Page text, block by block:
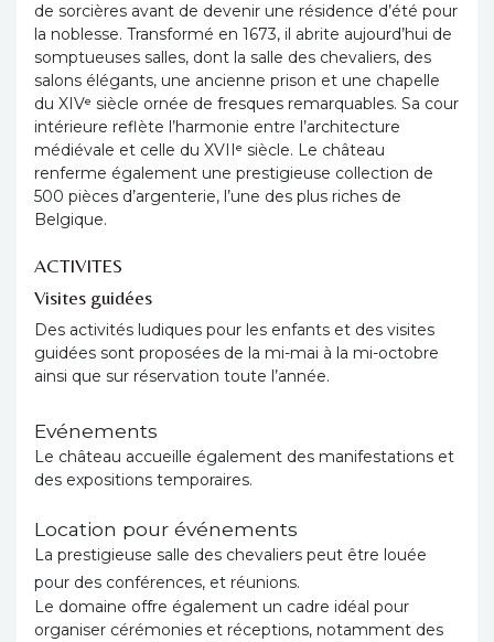
de sorcières avant de devenir une résidence d’été pour
la noblesse. Transformé en 1673, il abrite aujourd’hui de
somptueuses salles, dont la salle des chevaliers, des
salons élégants, une ancienne prison et une chapelle
du XIVᵉ siècle ornée de fresques remarquables. Sa cour
intérieure reflète l’harmonie entre l’architecture
médiévale et celle du XVIIᵉ siècle. Le château
renferme également une prestigieuse collection de
500 pièces d’argenterie, l’une des plus riches de
Belgique.
ACTIVITES
Visites guidées
Des activités ludiques pour les enfants et des visites
guidées sont proposées de la mi-mai à la mi-octobre
ainsi que sur réservation toute l’année.
Evénements
Le château accueille également des manifestations et
des expositions temporaires.
Location pour événements
La prestigieuse salle des chevaliers peut être louée
pour des conférences, et réunions.
Le domaine offre également un cadre idéal pour
organiser cérémonies et réceptions, notamment des